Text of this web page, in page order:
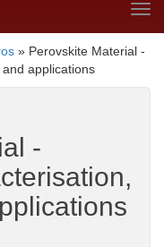
» Perovskite Material -
applications
-